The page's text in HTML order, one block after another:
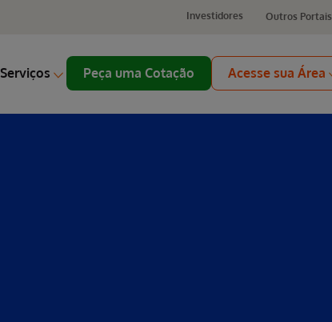
Investidores Outros Portais
Serviços Peça uma Cotação Acesse sua Área